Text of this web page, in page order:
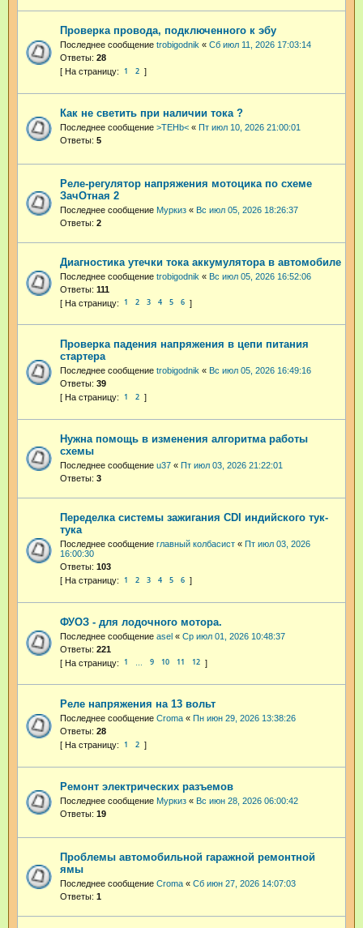
Проверка провода, подключенного к эбу
Последнее сообщение trobigodnik « Сб июл 11, 2026 17:03:14
Ответы: 28
1 2
Как не светить при наличии тока ?
Последнее сообщение >TEHb< « Пт июл 10, 2026 21:00:01
Ответы: 5
Реле-регулятор напряжения мотоцика по схеме
ЗачОтная 2
Последнее сообщение Муркиз « Вс июл 05, 2026 18:26:37
Ответы: 2
Диагностика утечки тока аккумулятора в автомобиле
Последнее сообщение trobigodnik « Вс июл 05, 2026 16:52:06
Ответы: 111
1 2 3 4 5 6
Проверка падения напряжения в цепи питания
стартера
Последнее сообщение trobigodnik « Вс июл 05, 2026 16:49:16
Ответы: 39
1 2
Нужна помощь в изменения алгоритма работы
схемы
Последнее сообщение u37 « Пт июл 03, 2026 21:22:01
Ответы: 3
Переделка системы зажигания CDI индийского тук-
тука
Последнее сообщение главный колбасист « Пт июл 03, 2026
16:00:30
Ответы: 103
1 2 3 4 5 6
ФУОЗ - для лодочного мотора.
Последнее сообщение asel « Ср июл 01, 2026 10:48:37
Ответы: 221
1 9 10 11 12
Реле напряжения на 13 вольт
Последнее сообщение Croma « Пн июн 29, 2026 13:38:26
Ответы: 28
1 2
Ремонт электрических разъемов
Последнее сообщение Муркиз « Вс июн 28, 2026 06:00:42
Ответы: 19
Проблемы автомобильной гаражной ремонтной
ямы
Последнее сообщение Croma « Сб июн 27, 2026 14:07:03
Ответы: 1